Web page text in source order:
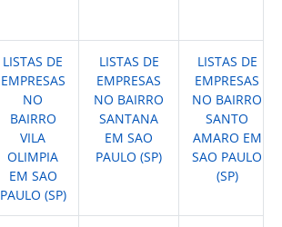
LISTAS DE
EMPRESAS
NO
BAIRRO
VILA
OLIMPIA
EM SAO
PAULO (SP)
LISTAS DE
EMPRESAS
NO BAIRRO
SANTANA
EM SAO
PAULO (SP)
LISTAS DE
EMPRESAS
NO BAIRRO
SANTO
AMARO EM
SAO PAULO
(SP)